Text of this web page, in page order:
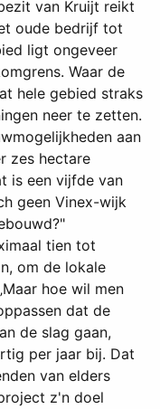
van Kruijt reikt
oude bedrijf tot
ligt ongeveer
Waar de
hele gebied straks
neer te zetten.
aan
zes hectare
is een vijfde van
geen Vinex-wijk
tien tot
om de lokale
hoe wil men
dat de
de slag gaan,
per jaar bij. Dat
van elders
z'n doel